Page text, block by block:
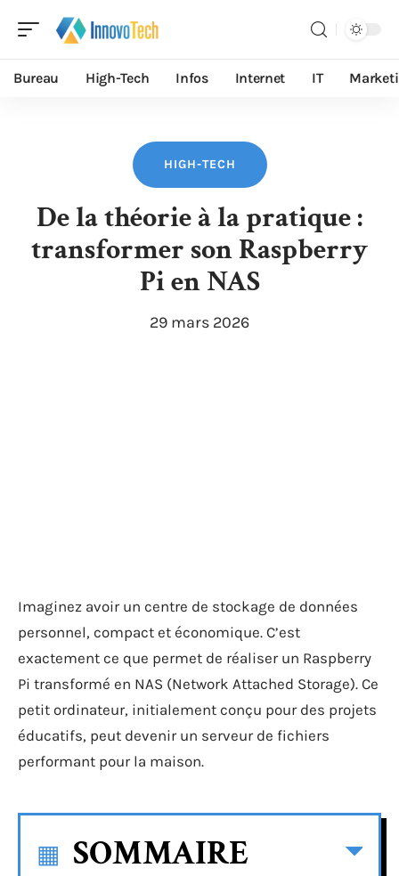
Bureau High-Tech Infos Internet IT
HIGH-TECH
De la théorie à la pratique :
transformer son Raspberry
Pi en NAS
29 mars 2026
Imaginez avoir un centre de stockage de données
personnel, compact et économique. C’est
exactement ce que permet de réaliser un Raspberry
Pi transformé en NAS (Network Attached Storage). Ce
petit ordinateur, initialement conçu pour des projets
éducatifs, peut devenir un serveur de fichiers
performant pour la maison.
SOMMAIRE